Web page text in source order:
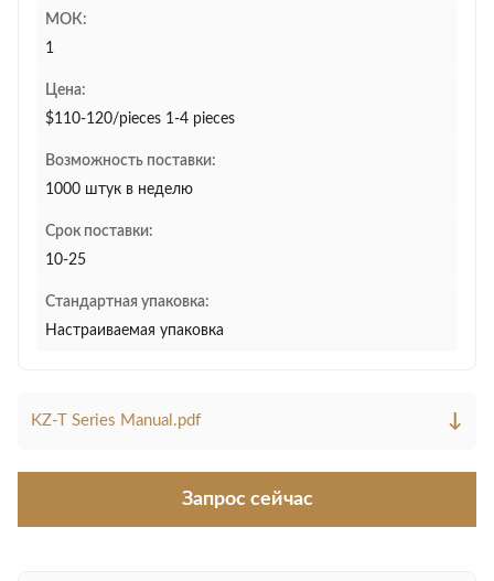
МОК:
1
Цена:
$110-120/pieces 1-4 pieces
Возможность поставки:
1000 штук в неделю
Срок поставки:
10-25
Стандартная упаковка:
Настраиваемая упаковка
KZ-T Series Manual.pdf ↓
Запрос сейчас